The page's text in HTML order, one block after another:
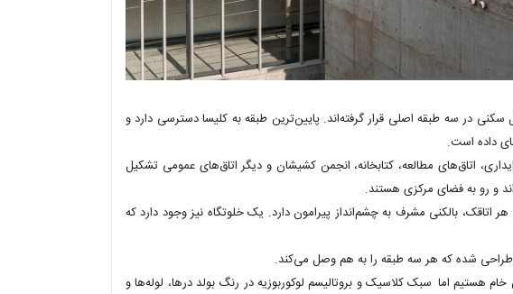
سکنی در سه طبقه اصلی قرار گرفته‌اند. پایین‌ترین طبقه به کلیسا دسترسی دارد و
داده است.
اتاق‌های مطالعه، کتابخانه، انجمن کشیشان و دیگر اتاق‌های عمومی تشکیل
و رو به فضای مرکزی هستند.
بالکنی مشرف به چشم‌انداز پیرامون دارد. یک خلوتگاه نیز وجود دارد که
طراحی شده که هر سه طبقه را به هم وصل می‌کند.
هستیم اما سبک کلاسیک و بروتالیسم لوکوربوزیه در رنگ بولد درها، لوله‌ها و